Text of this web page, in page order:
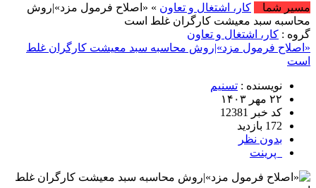
مسیر شما
کار، اشتغال و تعاون » «اصلاح فرمول مزد»|روش
محاسبه سبد معیشت کارگران غلط است
گروه : کار، اشتغال و تعاون
«اصلاح فرمول مزد»|روش محاسبه سبد معیشت کارگران غلط
است
نویسنده : تسنیم
۲۲ مهر ۱۴۰۳
کد خبر 12381
172 بازدید
بدون نظر
پرینت